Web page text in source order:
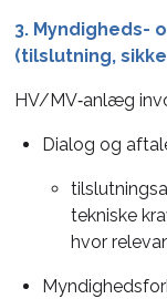
3. Myndigheds-
(tilslutning,
HV/MV‑anlæg
Dialog og
tekniske
hvor